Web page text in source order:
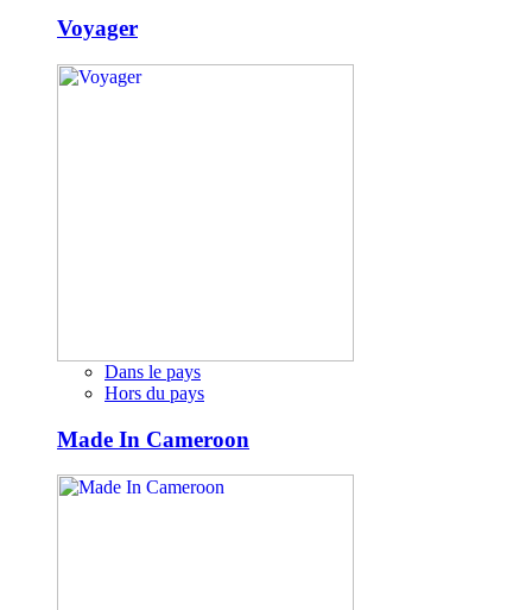
Voyager
Dans le pays
Hors du pays
Made In Cameroon